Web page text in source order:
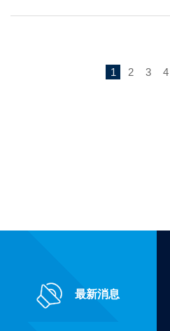
1 2 3 4
最新消息